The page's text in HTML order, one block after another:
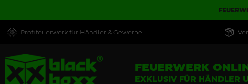
Profifeuerwerk für Händler & Gewerbe
FEUERWERK
EXKLUSIV FÜR HÄNDLER